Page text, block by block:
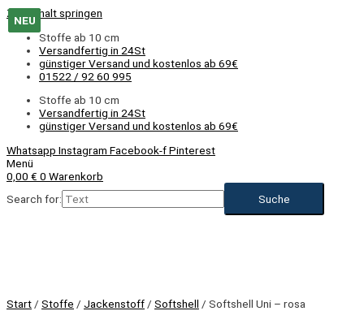
Zum Inhalt springen
Stoffe ab 10 cm
Versandfertig in 24St
günstiger Versand und kostenlos ab 69€
01522 / 92 60 995
Stoffe ab 10 cm
Versandfertig in 24St
günstiger Versand und kostenlos ab 69€
Whatsapp Instagram Facebook-fPinterest
Menü
0,00 € 0 Warenkorb
Search for:
Start / Stoffe / Jackenstoff / Softshell / Softshell Uni – rosa
NEU
NEU